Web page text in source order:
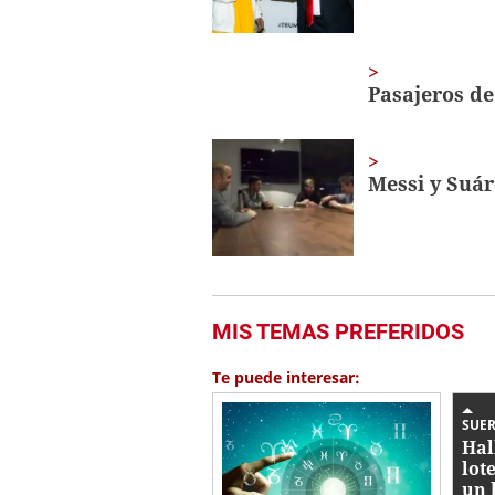
Pasajeros
Messi y
MIS TEMAS PREFERIDOS
Te puede interesar:
un